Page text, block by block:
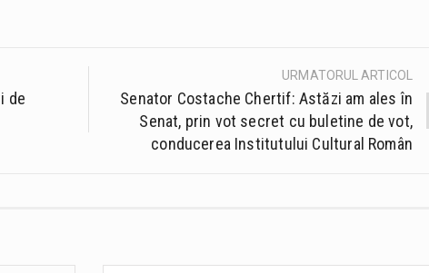
de
URMATORUL ARTICOL
Senator Costache Chertif: Astăzi am ales în
Senat, prin vot secret cu buletine de vot,
conducerea Institutului Cultural Român